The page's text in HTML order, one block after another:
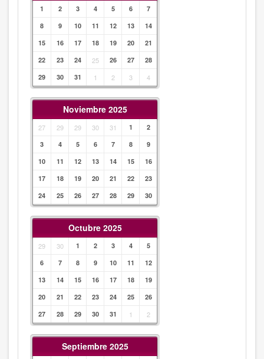
1 2 3 4 5 6
7
8
9 10 11 12 13
14
15
16 17 18 19 20
21
22
23 24 25 26 27
28
29
30 31 1 2 3 4
Noviembre 2025
27 29 29 30 31 1
2
3
4 5 6 7 8
9
10
11 12 13 14 15
16
17
18 19 20 21 22
23
24
25 26 27 28 29 30
Octubre 2025
29 30 1 2 3 4
5
6
7 8 9 10 11
12
13
14 15 16 17 18
19
20
21 22 23 24 25
26
27
28 29 30 31 1 2
Septiembre 2025